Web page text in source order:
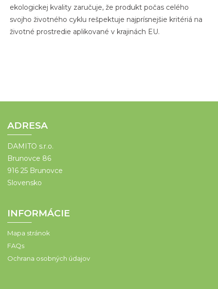
ekologickej kvality zaručuje, že produkt počas celého
svojho životného cyklu rešpektuje najprísnejšie kritériá na
životné prostredie aplikované v krajinách EU.
ADRESA
DAMITO s.r.o.
Brunovce 86
916 25 Brunovce
Slovensko
INFORMÁCIE
Mapa stránok
FAQs
Ochrana osobných údajov